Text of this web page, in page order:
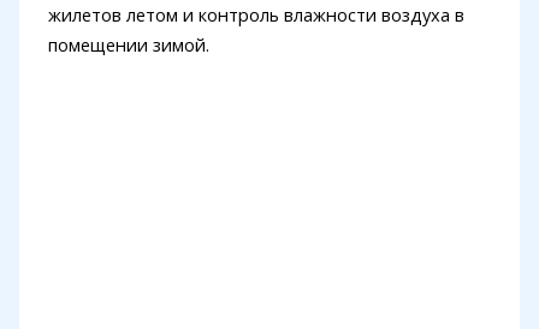
жилетов летом и контроль влажности воздуха в
помещении зимой.